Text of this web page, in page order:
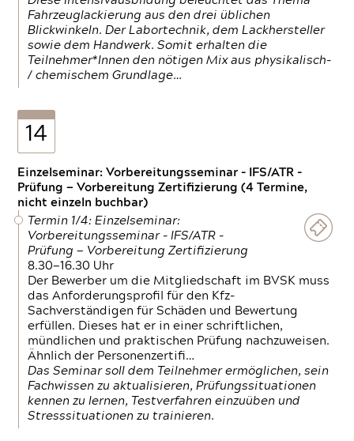
Fahrzeuglackierung aus den drei üblichen
Blickwinkeln. Der Labortechnik, dem Lackhersteller
sowie dem Handwerk. Somit erhalten die
Teilnehmer*Innen den nötigen Mix aus physikalisch-
/ chemischem Grundlage…
14
Einzelseminar: Vorbereitungsseminar - IFS/ATR -
Prüfung — Vorbereitung Zertifizierung (4 Termine,
nicht einzeln buchbar)
Termin 1/4: Einzelseminar:
Vorbereitungsseminar - IFS/ATR -
Prüfung — Vorbereitung Zertifizierung
8.30—16.30 Uhr
Der Bewerber um die Mitgliedschaft im BVSK muss
das Anforderungsprofil für den Kfz-
Sachverständigen für Schäden und Bewertung
erfüllen. Dieses hat er in einer schriftlichen,
mündlichen und praktischen Prüfung nachzuweisen.
Ähnlich der Personenzertifi…
Das Seminar soll dem Teilnehmer ermöglichen, sein
Fachwissen zu aktualisieren, Prüfungssituationen
kennen zu lernen, Testverfahren einzuüben und
Stresssituationen zu trainieren.